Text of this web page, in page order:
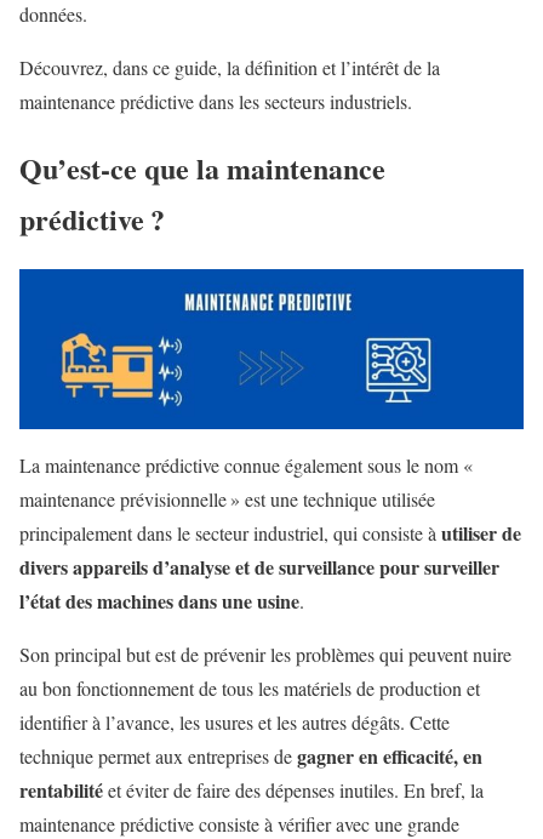
données.
Découvrez, dans ce guide, la définition et l’intérêt de la
maintenance prédictive dans les secteurs industriels.
Qu’est-ce que la maintenance
prédictive ?
La maintenance prédictive connue également sous le nom «
maintenance prévisionnelle » est une technique utilisée
principalement dans le secteur industriel, qui consiste àutiliser de
divers appareils d’analyse et de surveillance pour surveiller
l’état des machines dans une usine.
Son principal but est de prévenir les problèmes qui peuvent nuire
au bon fonctionnement de tous les matériels de production et
identifier à l’avance, les usures et les autres dégâts. Cette
technique permet aux entreprises degagner en efficacité, en
rentabilitéet éviter de faire des dépenses inutiles. En bref, la
maintenance prédictive consiste à vérifier avec une grande